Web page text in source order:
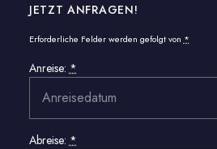
JETZT ANFRAGEN!
Erforderliche Felder werden gefolgt von *
Anreise: *
Abreise: *